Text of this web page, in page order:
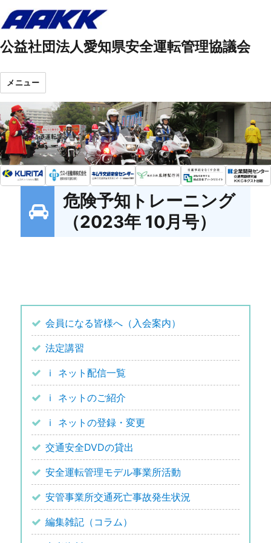
公益社団法人愛知県安全運転管理協議会
メニュー
危険予知トレーニング
（2023年 10月号）
会員になる皆様へ（入会案内）
法定講習
ｉ ネット配信一覧
ｉ ネットのご紹介
ｉ ネットの登録・変更
交通安全DVDの貸出
安全運転管理モデル事業所活動
安管事業所交通死亡事故発生状況
編集雑記（コラム）